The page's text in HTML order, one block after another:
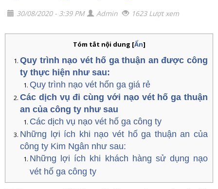
30/08/2020 - 3:39 PM Admin 1623 Lượt xem
Tóm tắt nội dung [Ẩn]
Quy trình nạo vét hố ga thuận an được công
ty thực hiện như sau:
Quy trình nạo vét hốn ga giá rẻ
Các dịch vụ đi cùng với nạo vét hố ga thuận
an của công ty như sau
Các dịch vụ nạo vét hố ga công ty
Những lợi ích khi nạo vét hố ga thuận an của
công ty Kim Ngân như sau:
Những lợi ích khi khách hàng sử dụng nạo
vét hố ga công ty